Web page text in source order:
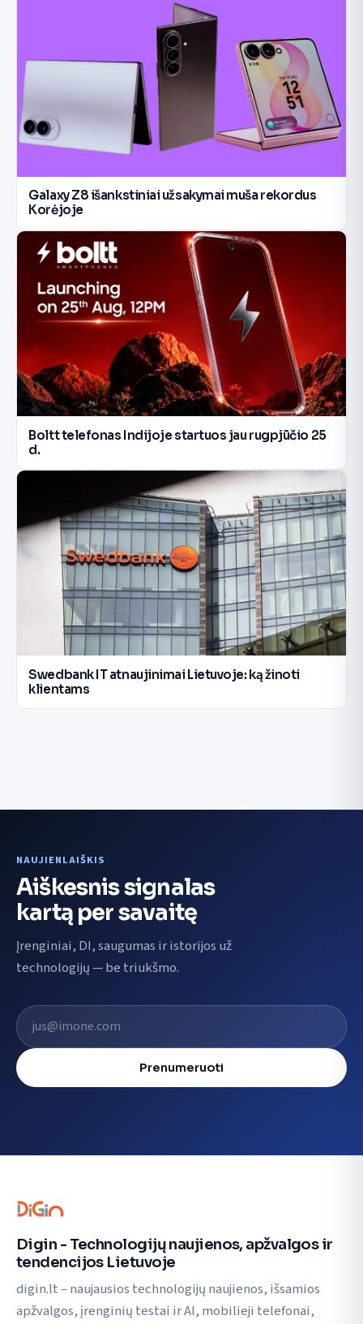
Galaxy Z8 išankstiniai užsakymai muša rekordus
Korėjoje
Boltt telefonas Indijoje startuos jau rugpjūčio 25
d.
Swedbank IT atnaujinimai Lietuvoje: ką žinoti
klientams
NAUJIENLAIŠKIS
Aiškesnis signalas
kartą per savaitę
Įrenginiai, DI, saugumas ir istorijos už
technologijų — be triukšmo.
El. pašto adresas
Prenumeruoti
Digin - Technologijų naujienos, apžvalgos ir
tendencijos Lietuvoje
digin.lt – naujausios technologijų naujienos, išsamios
apžvalgos, įrenginių testai ir AI, mobilieji telefonai,